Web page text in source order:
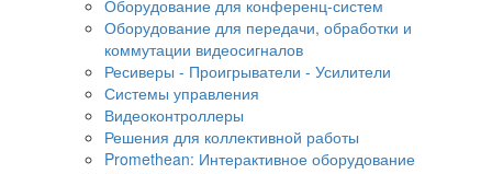
Оборудование для конференц-систем
Оборудование для передачи, обработки и
коммутации видеосигналов
Ресиверы - Проигрыватели - Усилители
Системы управления
Видеоконтроллеры
Решения для коллективной работы
Promethean: Интерактивное оборудование